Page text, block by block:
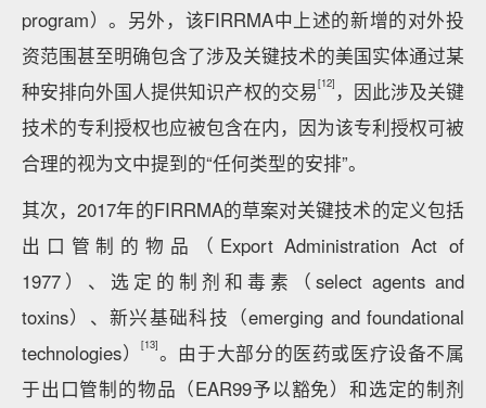
program）。另外，该FIRRMA中上述的新增的对外投
资范围甚至明确包含了涉及关键技术的美国实体通过某
种安排向外国人提供知识产权的交易[12] ，因此涉及关键
技术的专利授权也应被包含在内，因为该专利授权可被
合理的视为文中提到的“任何类型的安排”。
其次，2017年的FIRRMA的草案对关键技术的定义包括
出口管制的物品（Export Administration Act of
1977）、选定的制剂和毒素（select agents and
toxins）、新兴基础科技（emerging and foundational
technologies）[13]。由于大部分的医药或医疗设备不属
于出口管制的物品（EAR99予以豁免）和选定的制剂